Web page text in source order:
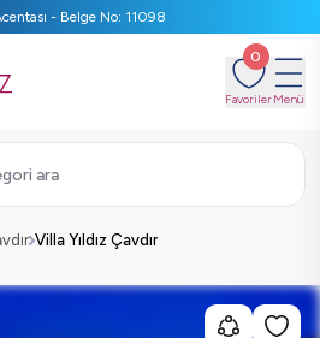
- Belge No: 11098
0
FavorilerMenü
ara
Villa Yıldız Çavdır